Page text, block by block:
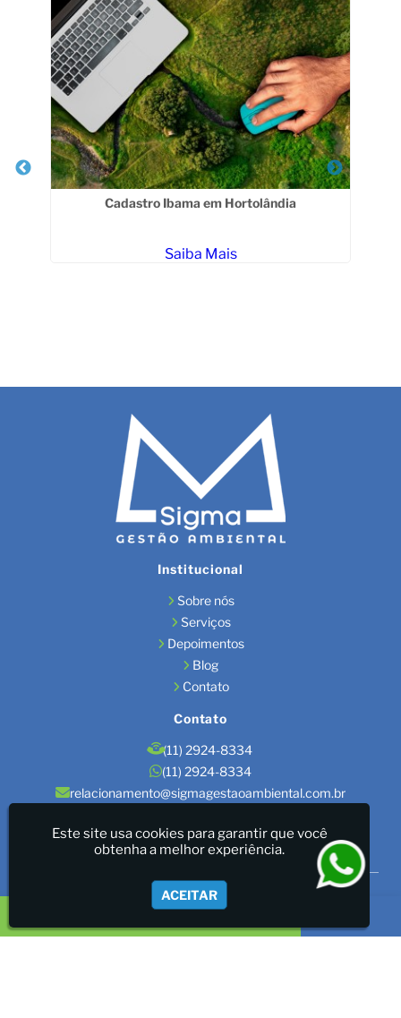
Cadastro Ibama em Hortolândia
Saiba Mais
Institucional
Sobre nós
Serviços
Depoimentos
Blog
Contato
Contato
(11) 2924-8334
(11) 2924-8334
relacionamento@sigmagestaoambiental.com.br
Localização
São Paulo / SP
Sigma Gestão Ambiental - LICENÇAS AMBIENTAIS/GESTÃO
DE RESÍDUOS/LAUDOS
Este site usa cookies para garantir que você
obtenha a melhor experiência.
ACEITAR